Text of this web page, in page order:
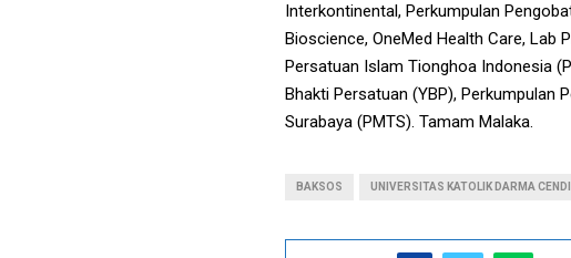
Interkontinental, Perkumpulan
Bioscience, OneMed Health Care, Lab
Persatuan Islam Tionghoa Indonesia
Bhakti Persatuan (YBP), Perkumpulan
Surabaya (PMTS). Tamam Malaka.
BAKSOS UNIVERSITAS KATOLIK DARMA